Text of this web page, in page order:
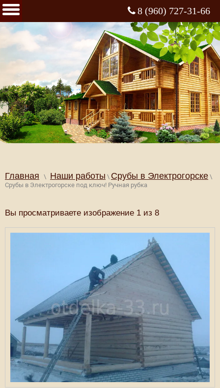
Главная \ Наши работы \ Срубы в Электрогорске \
Срубы в Электрогорске под ключ! Ручная рубка
Вы просматриваете изображение 1 из 8
8 (960) 727-31-66